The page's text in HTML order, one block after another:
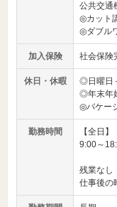
公共交通
◎カット
◎ダブル
加入保険 社会保険
休日・休暇
◎日曜日
◎年末年
◎バケー
勤務時間
【全日】
9:00～
残業なし
仕事後の